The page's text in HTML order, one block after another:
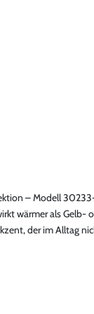
– Modell
wärmer als
der im Alltag